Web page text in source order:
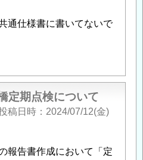
通仕様書に書いてないで
定期点検について
稿日時
2024/07/12(金)
報告書作成において「定